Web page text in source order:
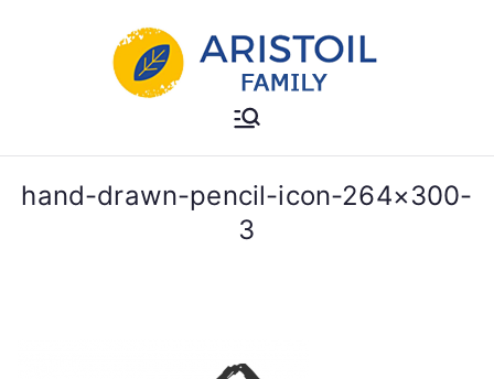
περιεχόμενο
Aristoil Family
Useful info about the Aristoil
hand-drawn-pencil-icon-264×300-
3